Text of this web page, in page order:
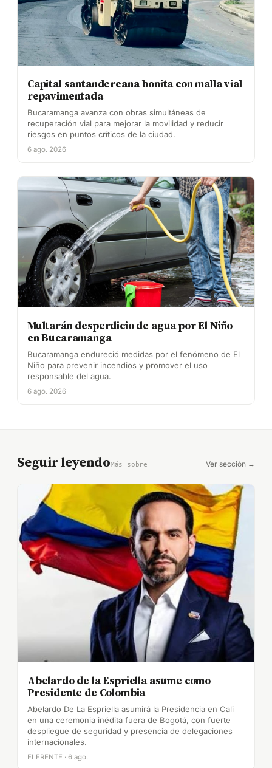
Capital santandereana bonita con malla vial
repavimentada
Bucaramanga avanza con obras simultáneas de
recuperación vial para mejorar la movilidad y reducir
riesgos en puntos críticos de la ciudad.
6 ago. 2026
Multarán desperdicio de agua por El Niño
en Bucaramanga
Bucaramanga endureció medidas por el fenómeno de El
Niño para prevenir incendios y promover el uso
responsable del agua.
6 ago. 2026
Seguir leyendoMás sobre Ver sección →
Abelardo de la Espriella asume como
Presidente de Colombia
Abelardo De La Espriella asumirá la Presidencia en Cali
en una ceremonia inédita fuera de Bogotá, con fuerte
despliegue de seguridad y presencia de delegaciones
internacionales.
ELFRENTE · 6 ago.